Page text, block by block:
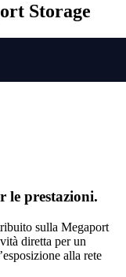
Storage
le prestazioni.
sulla Megaport
diretta per un
alla rete